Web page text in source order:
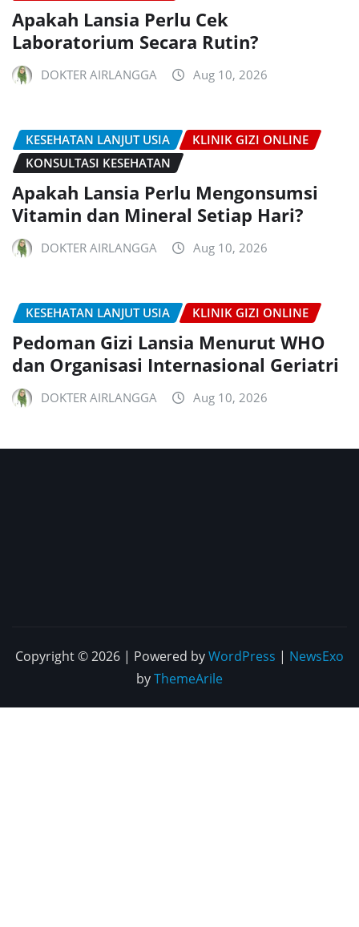
Apakah Lansia Perlu Cek
Laboratorium Secara Rutin?
DOKTER AIRLANGGA Aug 10, 2026
KESEHATAN LANJUT USIA
KLINIK GIZI ONLINE
KONSULTASI KESEHATAN
Apakah Lansia Perlu Mengonsumsi
Vitamin dan Mineral Setiap Hari?
DOKTER AIRLANGGA Aug 10, 2026
KESEHATAN LANJUT USIA KLINIK GIZI ONLINE
Pedoman Gizi Lansia Menurut WHO
dan Organisasi Internasional Geriatri
DOKTER AIRLANGGA Aug 10, 2026
Copyright © 2026 | Powered byWordPress | NewsExo
byThemeArile